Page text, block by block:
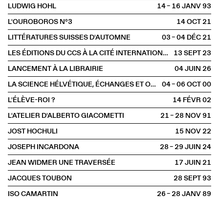
LUDWIG HOHL
14 – 16 JANV1993
L'OUROBOROS N°3
14 OCT2021
LITTÉRATURES SUISSES D'AUTOMNE
03 – 04 DÉC2021
LES ÉDITIONS DU CCS À LA CITÉ INTERNATIONALE DES ARTS
13 SEPT2023
LANCEMENT À LA LIBRAIRIE
04 JUIN2026
LA SCIENCE HÉLVÉTIQUE, ÉCHANGES ET OUVERTURE
04 – 06 OCT2000
L'ÉLÈVE-ROI ?
14 FÉVR2002
L'ATELIER D'ALBERTO GIACOMETTI
21 – 28 NOV1991
JOST HOCHULI
15 NOV2022
JOSEPH INCARDONA
28 – 29 JUIN2024
JEAN WIDMER UNE TRAVERSÉE
17 JUIN2021
JACQUES TOUBON
28 SEPT1993
ISO CAMARTIN
26 – 28 JANV1989